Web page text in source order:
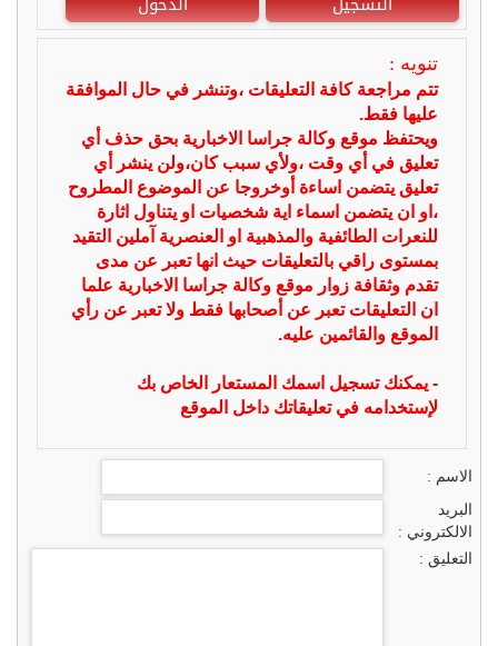
تنويه :
تتم مراجعة كافة التعليقات ،وتنشر في حال الموافقة
عليها فقط.
ويحتفظ موقع وكالة جراسا الاخبارية بحق حذف أي
تعليق في أي وقت ،ولأي سبب كان،ولن ينشر أي
تعليق يتضمن اساءة أوخروجا عن الموضوع المطروح
،او ان يتضمن اسماء اية شخصيات او يتناول اثارة
للنعرات الطائفية والمذهبية او العنصرية آملين التقيد
بمستوى راقي بالتعليقات حيث انها تعبر عن مدى
تقدم وثقافة زوار موقع وكالة جراسا الاخبارية علما
ان التعليقات تعبر عن أصحابها فقط ولا تعبر عن رأي
الموقع والقائمين عليه.
- يمكنك تسجيل اسمك المستعار الخاص بك
لإستخدامه في تعليقاتك داخل الموقع
الاسم :
البريد
الالكتروني :
التعليق :